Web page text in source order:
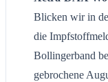
Blicken wir in
die
Bollingerband
gebrochene